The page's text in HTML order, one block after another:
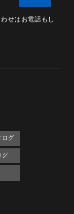
せは お電話もし
ログ
グ